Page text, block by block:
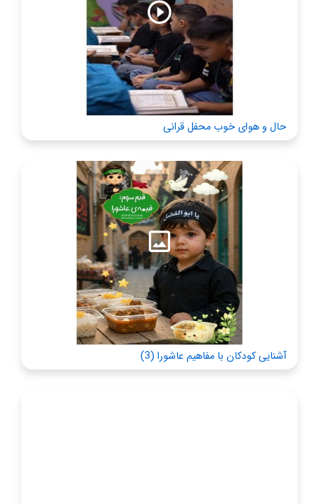
حال و هوای خوب محفل قرانی
آشنایی کودکان با مفاهیم عاشورا (3)